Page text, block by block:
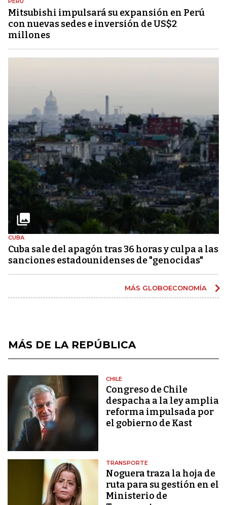
Mitsubishi impulsará su expansión en Perú
con nuevas sedes e inversión de US$2
millones
CUBA
Cuba sale del apagón tras 36 horas y culpa a las
sanciones estadounidenses de "genocidas"
MÁS GLOBOECONOMÍA
MÁS DE LA REPÚBLICA
CHILE
Congreso de Chile
despacha a la ley amplia
reforma impulsada por
el gobierno de Kast
TRANSPORTE
Noguera traza la hoja de
ruta para su gestión en el
Ministerio de